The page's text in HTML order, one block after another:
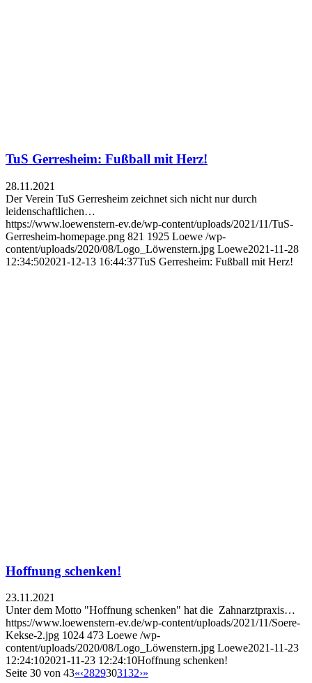
TuS Gerresheim: Fußball mit Herz!
28.11.2021
Der Verein TuS Gerresheim zeichnet sich nicht nur durch
leidenschaftlichen…
https://www.loewenstern-ev.de/wp-content/uploads/2021/11/TuS-
Gerresheim-homepage.png 821 1925 Loewe /wp-
content/uploads/2020/08/Logo_Löwenstern.jpg Loewe2021-11-28
12:34:502021-12-13 16:44:37TuS Gerresheim: Fußball mit Herz!
Hoffnung schenken!
23.11.2021
Unter dem Motto "Hoffnung schenken" hat die Zahnarztpraxis…
https://www.loewenstern-ev.de/wp-content/uploads/2021/11/Soere-
Kekse-2.jpg 1024 473 Loewe /wp-
content/uploads/2020/08/Logo_Löwenstern.jpg Loewe2021-11-23
12:24:102021-11-23 12:24:10Hoffnung schenken!
Seite 30 von 43«‹2829303132›»